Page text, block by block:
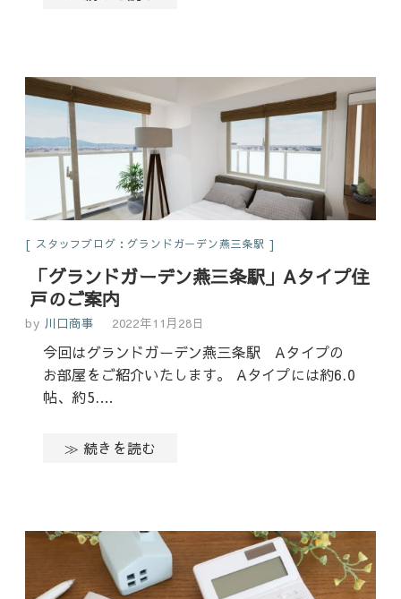
スタッフブログ：グランドガーデン燕三条駅
「グランドガーデン燕三条駅」Aタイプ住
戸のご案内
by 川口商事 2022年11月28日
今回はグランドガーデン燕三条駅 Aタイプの
お部屋をご紹介いたします。 Aタイプには約6.0
帖、約5.…
≫ 続きを読む